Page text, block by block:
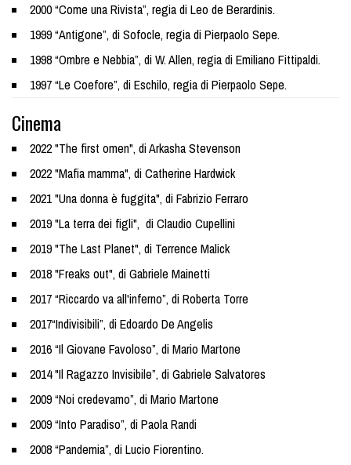
2000 “Come una Rivista”, regia di Leo de Berardinis.
1999 “Antigone”, di Sofocle, regia di Pierpaolo Sepe.
1998 “Ombre e Nebbia”, di W. Allen, regia di Emiliano Fittipaldi.
1997 “Le Coefore”, di Eschilo, regia di Pierpaolo Sepe.
Cinema
2022 "The first omen", di Arkasha Stevenson
2022 "Mafia mamma", di Catherine Hardwick
2021 "Una donna è fuggita", di Fabrizio Ferraro
2019 "La terra dei figli", di Claudio Cupellini
2019 "The Last Planet", di Terrence Malick
2018 "Freaks out", di Gabriele Mainetti
2017 “Riccardo va all'inferno”, di Roberta Torre
2017“Indivisibili”, di Edoardo De Angelis
2016 “Il Giovane Favoloso”, di Mario Martone
2014 "Il Ragazzo Invisibile”, di Gabriele Salvatores
2009 “Noi credevamo”, di Mario Martone
2009 “Into Paradiso”, di Paola Randi
2008 “Pandemia”, di Lucio Fiorentino.